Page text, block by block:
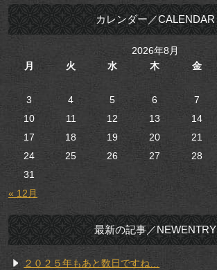
カレンダー／CALENDAR
2026年8月
月
火 水 木 金
3
4 5 6 7
10
11 12 13 14
17
18 19 20 21
24
25 26 27 28
31
« 12月
最新の記事／NEWENTRY
２０２５年もあと数日ですね…